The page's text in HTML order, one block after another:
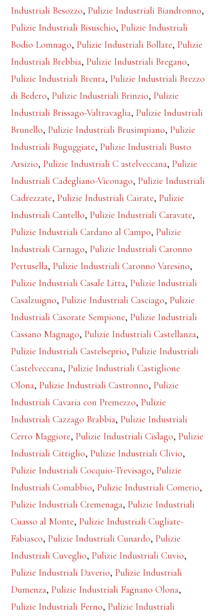
Industriali Besozzo, Pulizie Industriali Biandronno,
Pulizie Industriali Bisuschio, Pulizie Industriali
Bodio Lomnago, Pulizie Industriali Bollate, Pulizie
Industriali Brebbia, Pulizie Industriali Bregano,
Pulizie Industriali Brenta, Pulizie Industriali Brezzo
di Bedero, Pulizie Industriali Brinzio, Pulizie
Industriali Brissago-Valtravaglia, Pulizie Industriali
Brunello, Pulizie Industriali Brusimpiano, Pulizie
Industriali Buguggiate, Pulizie Industriali Busto
Arsizio, Pulizie Industriali C astelveccana, Pulizie
Industriali Cadegliano-Viconago, Pulizie Industriali
Cadrezzate, Pulizie Industriali Cairate, Pulizie
Industriali Cantello, Pulizie Industriali Caravate,
Pulizie Industriali Cardano al Campo, Pulizie
Industriali Carnago, Pulizie Industriali Caronno
Pertusella, Pulizie Industriali Caronno Varesino,
Pulizie Industriali Casale Litta, Pulizie Industriali
Casalzuigno, Pulizie Industriali Casciago, Pulizie
Industriali Casorate Sempione, Pulizie Industriali
Cassano Magnago, Pulizie Industriali Castellanza,
Pulizie Industriali Castelseprio, Pulizie Industriali
Castelveccana, Pulizie Industriali Castiglione
Olona, Pulizie Industriali Castronno, Pulizie
Industriali Cavaria con Premezzo, Pulizie
Industriali Cazzago Brabbia, Pulizie Industriali
Cerro Maggiore, Pulizie Industriali Cislago, Pulizie
Industriali Cittiglio, Pulizie Industriali Clivio,
Pulizie Industriali Cocquio-Trevisago, Pulizie
Industriali Comabbio, Pulizie Industriali Comerio,
Pulizie Industriali Cremenaga, Pulizie Industriali
Cuasso al Monte, Pulizie Industriali Cugliate-
Fabiasco, Pulizie Industriali Cunardo, Pulizie
Industriali Cuveglio, Pulizie Industriali Cuvio,
Pulizie Industriali Daverio, Pulizie Industriali
Dumenza, Pulizie Industriali Fagnano Olona,
Pulizie Industriali Ferno, Pulizie Industriali